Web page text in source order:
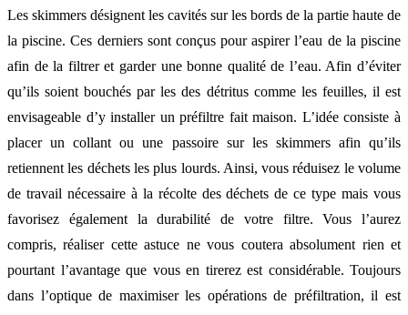
Les skimmers désignent les cavités sur les bords de la partie haute de
la piscine. Ces derniers sont conçus pour aspirer l’eau de la piscine
afin de la filtrer et garder une bonne qualité de l’eau. Afin d’éviter
qu’ils soient bouchés par les des détritus comme les feuilles, il est
envisageable d’y installer un préfiltre fait maison. L’idée consiste à
placer un collant ou une passoire sur les skimmers afin qu’ils
retiennent les déchets les plus lourds. Ainsi, vous réduisez le volume
de travail nécessaire à la récolte des déchets de ce type mais vous
favorisez également la durabilité de votre filtre. Vous l’aurez
compris, réaliser cette astuce ne vous coutera absolument rien et
pourtant l’avantage que vous en tirerez est considérable. Toujours
dans l’optique de maximiser les opérations de préfiltration, il est